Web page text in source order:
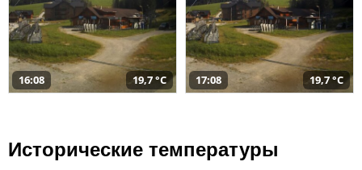
16:08 19,7 °C 17:08 19,7 °C
Исторические температуры